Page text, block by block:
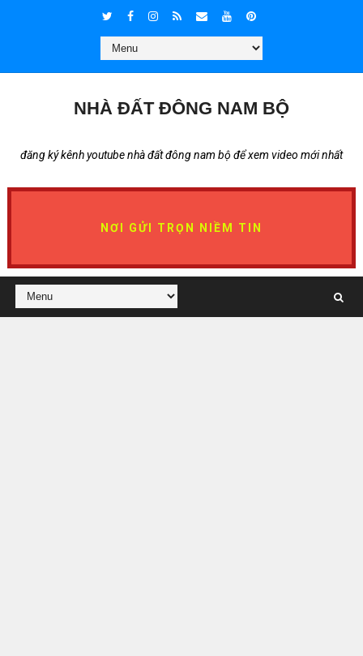
NHÀ ĐẤT ĐÔNG NAM BỘ
đăng ký kênh youtube nhà đất đông nam bộ để xem video mới nhất
NƠI GỬI TRỌN NIỀM TIN